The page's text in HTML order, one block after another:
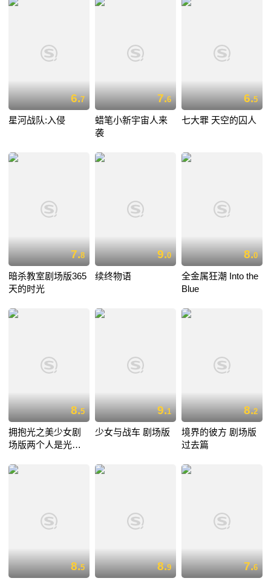
6.7
星河战队:入侵
7.6
蜡笔小新宇宙人来
袭
6.5
七大罪 天空的囚人
7.8
暗杀教室剧场版365
天的时光
9.0
续终物语
8.0
全金属狂潮 Into the
Blue
8.5
拥抱光之美少女剧
场版两个人是光之
9.1
少女与战车 剧场版
8.2
境界的彼方 剧场版
过去篇
8.5 8.9 7.6